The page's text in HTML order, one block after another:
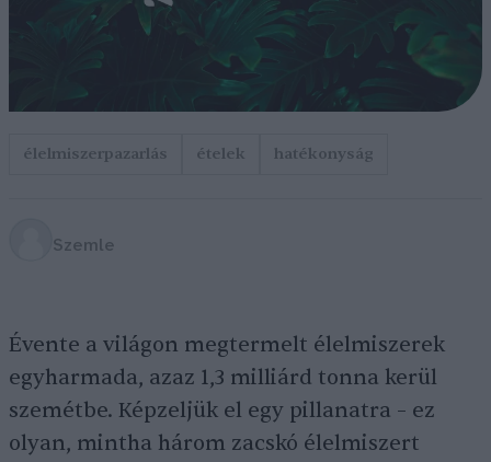
élelmiszerpazarlás ételek hatékonyság
Szemle
Évente a világon megtermelt élelmiszerek
egyharmada, azaz 1,3 milliárd tonna kerül
szemétbe. Képzeljük el egy pillanatra – ez
olyan, mintha három zacskó élelmiszert